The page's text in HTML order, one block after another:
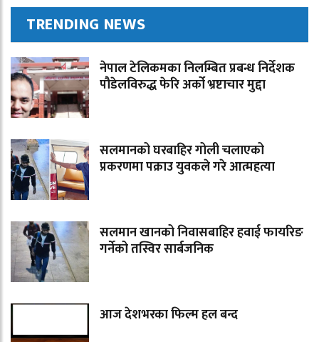
TRENDING NEWS
नेपाल टेलिकमका निलम्बित प्रबन्ध निर्देशक
पौडेलविरुद्ध फेरि अर्को भ्रष्टाचार मुद्दा
सलमानको घरबाहिर गोली चलाएको
प्रकरणमा पक्राउ युवकले गरे आत्महत्या
सलमान खानको निवासबाहिर हवाई फायरिङ
गर्नेको तस्विर सार्बजनिक
आज देशभरका फिल्म हल बन्द